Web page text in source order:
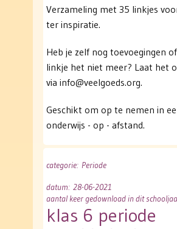
Verzameling met 35 linkjes
ter inspiratie.
Heb je zelf nog toevoegingen
linkje het niet meer? Laat het
via info@veelgoeds.org.
Geschikt om op te nemen in
onderwijs - op - afstand.
categorie: Periode
datum: 28-06-2021
aantal keer gedownload in dit
klas 6 periode